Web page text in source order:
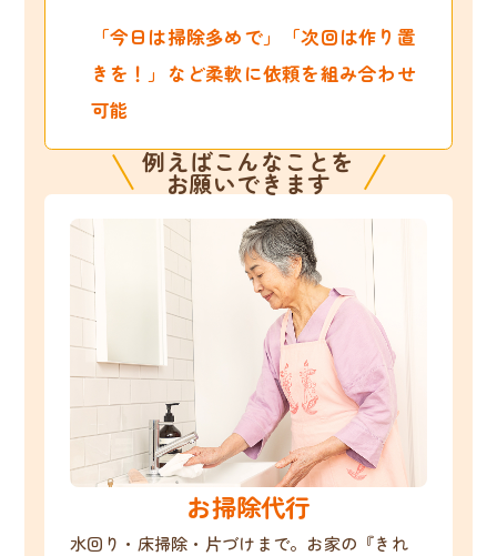
「今日は掃除多めで」「次回は作り置
きを！」など柔軟に依頼を組み合わせ
可能
例えばこんなことを
お願いできます
お掃除代行
水回り・床掃除・片づけまで。お家の『きれ